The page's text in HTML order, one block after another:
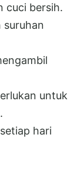
cuci bersih.
suruhan
untuk
hari